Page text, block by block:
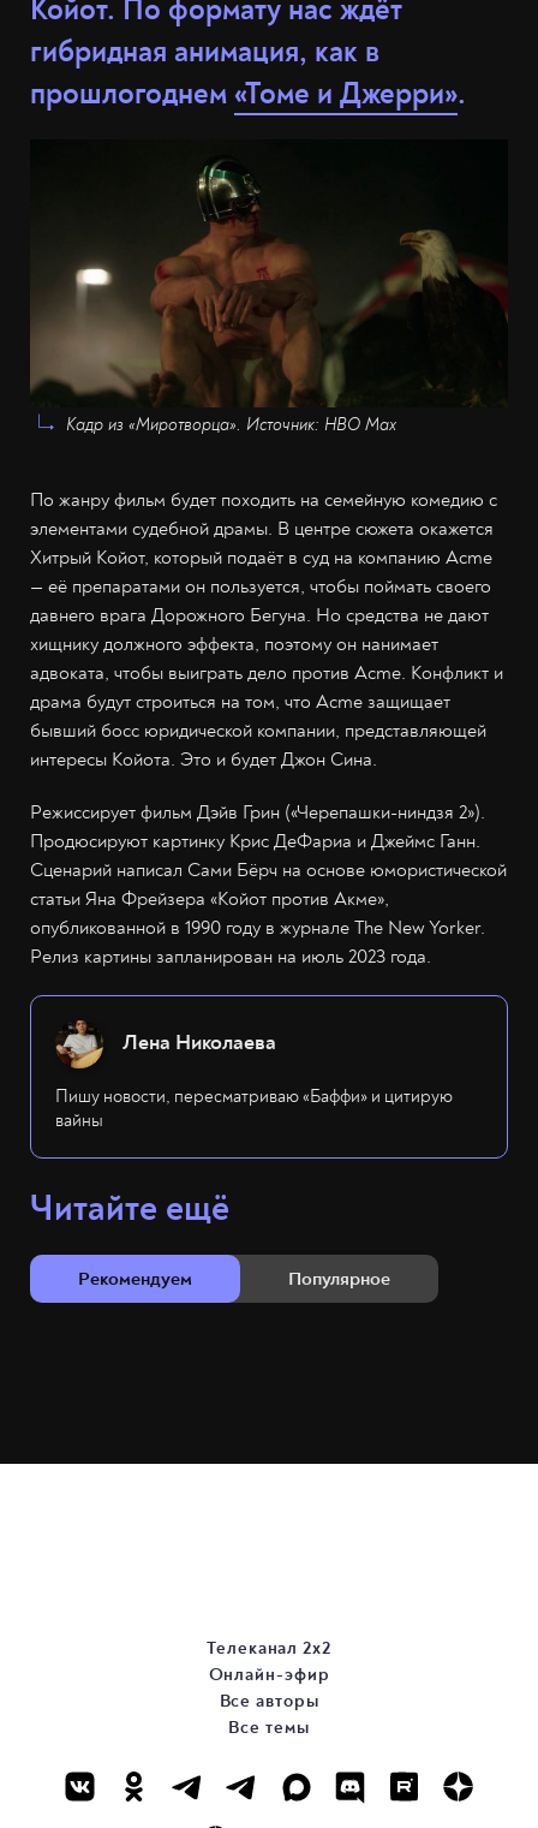
Койот. По формату нас ждёт
гибридная анимация, как в
прошлогоднем«Томе и Джерри».
Кадр из «Миротворца». Источник: HBO Max
По жанру фильм будет походить на семейную комедию с
элементами судебной драмы. В центре сюжета окажется
Хитрый Койот, который подаёт в суд на компанию Acme
— её препаратами он пользуется, чтобы поймать своего
давнего врага Дорожного Бегуна. Но средства не дают
хищнику должного эффекта, поэтому он нанимает
адвоката, чтобы выиграть дело против Acme. Конфликт и
драма будут строиться на том, что Acme защищает
бывший босс юридической компании, представляющей
интересы Койота. Это и будет Джон Сина.
Режиссирует фильм Дэйв Грин («Черепашки-ниндзя 2»).
Продюсируют картинку Крис ДеФариа и Джеймс Ганн.
Сценарий написал Сами Бёрч на основе юмористической
статьи Яна Фрейзера «Койот против Акме»,
опубликованной в 1990 году в журнале The New Yorker.
Релиз картины запланирован на июль 2023 года.
Лена Николаева
Пишу новости, пересматриваю «Баффи» и цитирую
вайны
Читайте ещё
Рекомендуем Популярное
Телеканал 2х2
Онлайн-эфир
Все авторы
Все темы